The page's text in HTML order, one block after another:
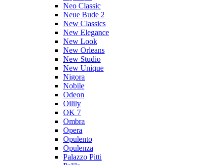
Neo Classic
Neue Bude 2
New Classics
New Elegance
New Look
New Orleans
New Studio
New Unique
Nigora
Nobile
Odeon
Oilily
OK 7
Ombra
Opera
Opulento
Opulenza
Palazzo Pitti